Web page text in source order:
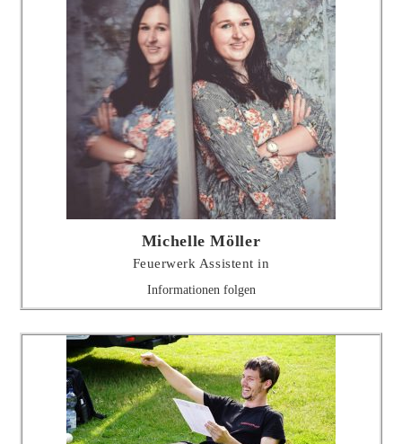
Michelle Möller
Feuerwerk Assistent in
Informationen folgen